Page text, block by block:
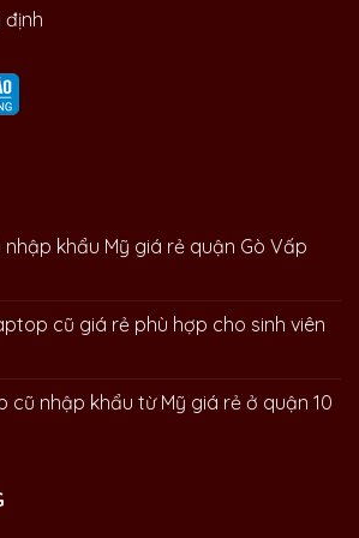
định
khẩu Mỹ giá rẻ quận Gò Vấp
cũ giá rẻ phù hợp cho sinh viên
cũ nhập khẩu từ Mỹ giá rẻ ở quận 10